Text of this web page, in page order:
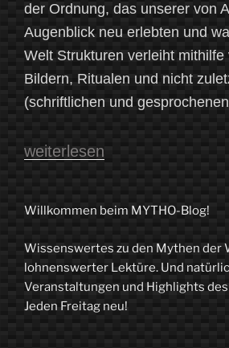
der Ordnung, das unserer von
Augenblick neu erlebten und
Welt Strukturen verleiht mithilfe
Bildern, Ritualen und nicht
(schriftlichen und
„Löwenmenschen
Schamanen
Magie
in
der
weiterlesen
Willkommen beim MYTHO-Blog!
Wissenswertes zu den Mythen der
lohnenswerter Lektüre. Und
Veranstaltungen und Highlights
Jeden Freitag neu!